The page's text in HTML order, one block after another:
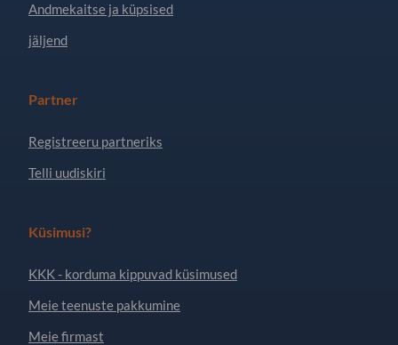
Andmekaitse ja küpsised
jäljend
Partner
Registreeru partneriks
Telli uudiskiri
Küsimusi?
KKK - korduma kippuvad küsimused
Meie teenuste pakkumine
Meie firmast